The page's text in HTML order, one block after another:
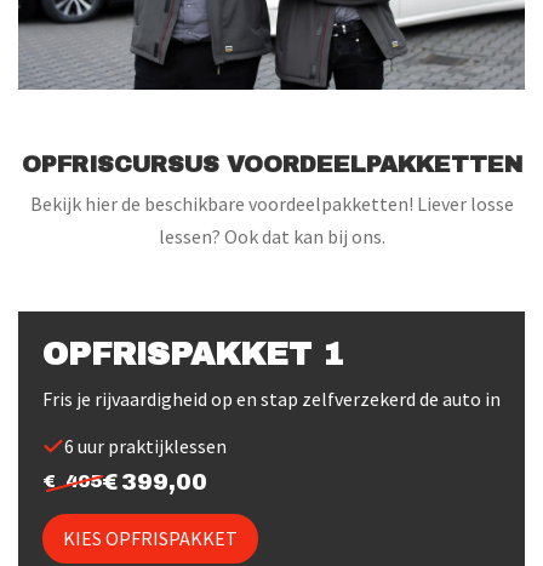
OPFRISCURSUS VOORDEELPAKKETTEN
Bekijk hier de beschikbare voordeelpakketten! Liever losse
lessen? Ook dat kan bij ons.
OPFRISPAKKET 1
Fris je rijvaardigheid op en stap zelfverzekerd de auto in
6 uur praktijklessen
405 399,00
KIES OPFRISPAKKET